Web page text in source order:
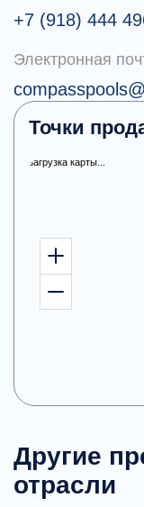
+7 (918) 444
Электронная
Точки
загрузка карты...
Другие
отрасли